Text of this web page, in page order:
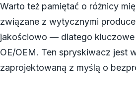
Warto też pamiętać o różnicy
związane z wytycznymi
jakościowo — dlatego
OE/OEM. Ten spryskiwacz jest
zaprojektowaną z myślą o